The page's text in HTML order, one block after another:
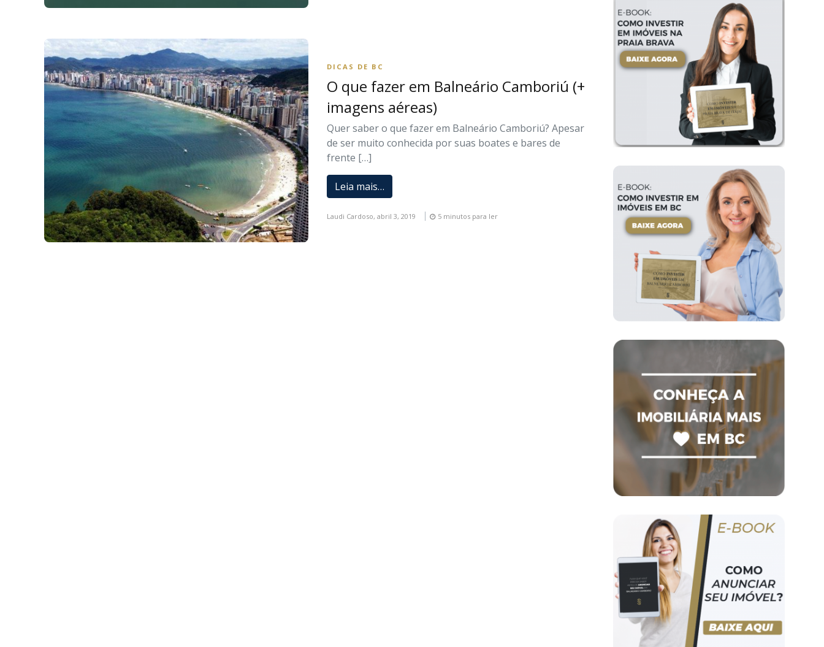
DICAS DE BC
O que fazer em Balneário Camboriú (+
imagens aéreas)
Quer saber o que fazer em Balneário Camboriú? Apesar
de ser muito conhecida por suas boates e bares de
frente […]
Leia mais…
Laudi Cardoso,abril 3, 2019 5 minutos para ler